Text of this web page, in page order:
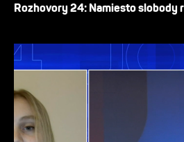
Rozhovory 24: Namiesto slobody